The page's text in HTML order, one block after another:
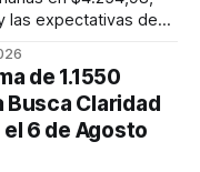
las expectativas de
en Ormuz. El Gas
54,05 EUR/MWh.
de 1.1550
Busca Claridad
6 de Agosto